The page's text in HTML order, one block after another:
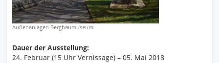
Außenanlagen Bergbaumuseum
Dauer der Ausstellung:
24. Februar (15 Uhr Vernissage) – 05. Mai 2018